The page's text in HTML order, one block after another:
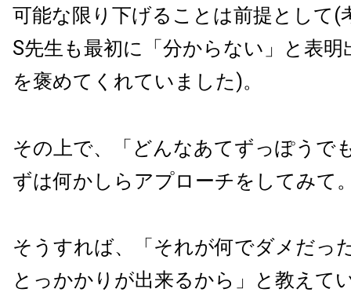
可能な限り下げることは前提として(
S先生も最初に「分からない」と表
を褒めてくれていました)。
その上で、「どんなあてずっぽうで
ずは何かしらアプローチをしてみて
そうすれば、「それが何でダメだっ
とっかかりが出来るから」と教えて